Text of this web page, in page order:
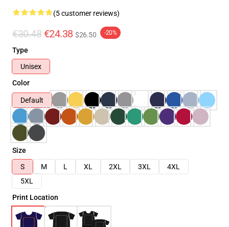
(5 customer reviews)
€30.48 €24.38 $26.50 -20%
Type
Unisex
Color
Default
Size
S
M L XL 2XL 3XL
4XL
5XL
Print Location